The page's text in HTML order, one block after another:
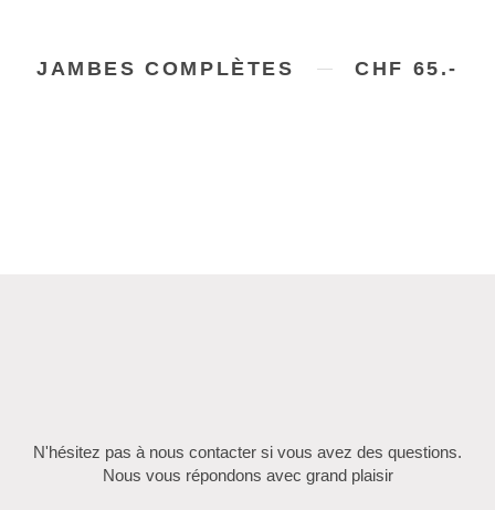
JAMBES COMPLÈTES CHF 65.-
N'hésitez pas à nous contacter si vous avez des questions.
Nous vous répondons avec grand plaisir